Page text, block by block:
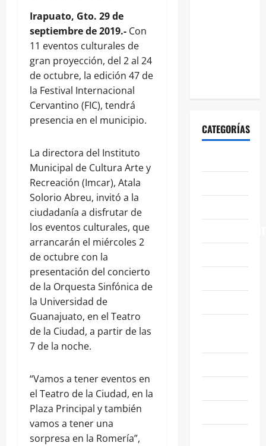
Irapuato, Gto. 29 de
septiembre de 2019.- Con
11 eventos culturales de
gran proyección, del 2 al 24
de octubre, la edición 47 de
la Festival Internacional
Cervantino (FIC), tendrá
presencia en el municipio.
La directora del Instituto
Municipal de Cultura Arte y
Recreación (Imcar), Atala
Solorio Abreu, invitó a la
ciudadanía a disfrutar de
los eventos culturales, que
arrancarán el miércoles 2
de octubre con la
presentación del concierto
de la Orquesta Sinfónica de
la Universidad de
Guanajuato, en el Teatro
de la Ciudad, a partir de las
7 de la noche.
“Vamos a tener eventos en
el Teatro de la Ciudad, en la
Plaza Principal y también
vamos a tener una
sorpresa en la Romería”,
CATEGORÍAS